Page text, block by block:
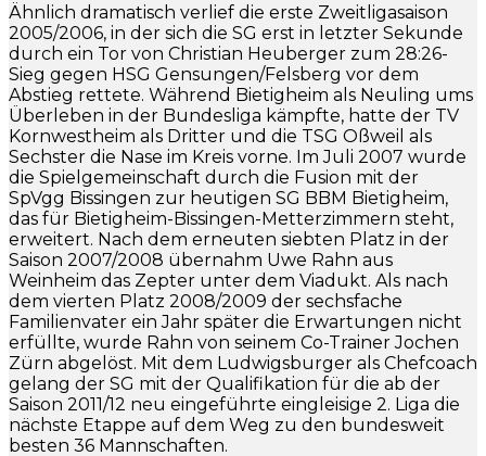
Ähnlich dramatisch verlief die erste Zweitligasaison
2005/2006, in der sich die SG erst in letzter Sekunde
durch ein Tor von Christian Heuberger zum 28:26-
Sieg gegen HSG Gensungen/Felsberg vor dem
Abstieg rettete. Während Bietigheim als Neuling ums
Überleben in der Bundesliga kämpfte, hatte der TV
Kornwestheim als Dritter und die TSG Oßweil als
Sechster die Nase im Kreis vorne. Im Juli 2007 wurde
die Spielgemeinschaft durch die Fusion mit der
SpVgg Bissingen zur heutigen SG BBM Bietigheim,
das für Bietigheim-Bissingen-Metterzimmern steht,
erweitert. Nach dem erneuten siebten Platz in der
Saison 2007/2008 übernahm Uwe Rahn aus
Weinheim das Zepter unter dem Viadukt. Als nach
dem vierten Platz 2008/2009 der sechsfache
Familienvater ein Jahr später die Erwartungen nicht
erfüllte, wurde Rahn von seinem Co-Trainer Jochen
Zürn abgelöst. Mit dem Ludwigsburger als Chefcoach
gelang der SG mit der Qualifikation für die ab der
Saison 2011/12 neu eingeführte eingleisige 2. Liga die
nächste Etappe auf dem Weg zu den bundesweit
besten 36 Mannschaften.